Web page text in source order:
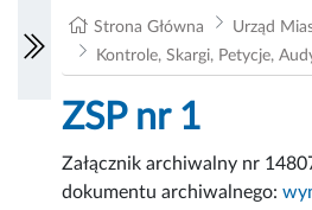
Strona Główna
Urząd
Kontrole, Skargi, Petycje,
ZSP nr 1
Załącznik archiwalny nr
dokumentu archiwalnego: